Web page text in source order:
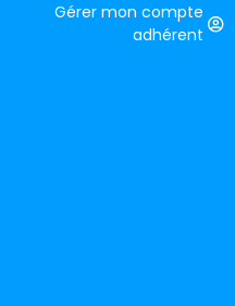
Gérer mon compte
adhérent